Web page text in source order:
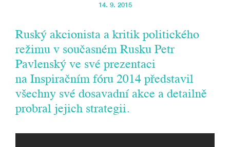
14. 9. 2015
Ruský akcionista a kritik politického
režimu v současném Rusku Petr
Pavlenský ve své prezentaci
na Inspiračním fóru 2014 představil
všechny své dosavadní akce a detailně
probral jejich strategii.